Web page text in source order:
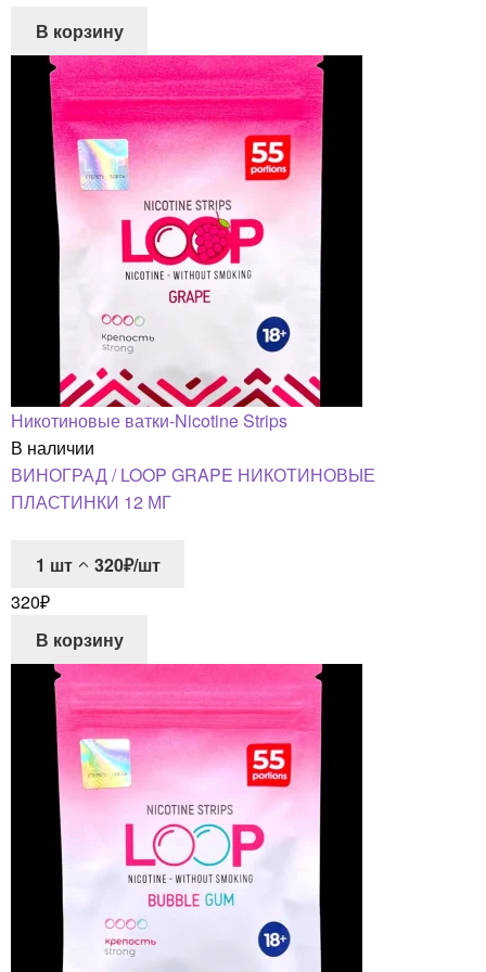
В корзину
Никотиновые ватки-Nicotine Strips
В наличии
ВИНОГРАД / LOOP GRAPE НИКОТИНОВЫЕ
ПЛАСТИНКИ 12 МГ
1 шт
320₽/шт
320₽
В корзину